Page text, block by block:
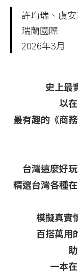
許均瑞、虞
瑞蘭國際
2026年3月
史上最
以
最有趣的《商
台灣這麼好
精選台灣各種
模擬真實
百搭萬用
一本